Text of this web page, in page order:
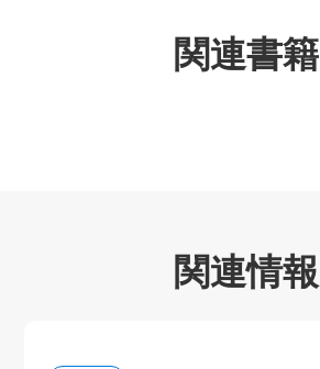
関連書籍
関連情報